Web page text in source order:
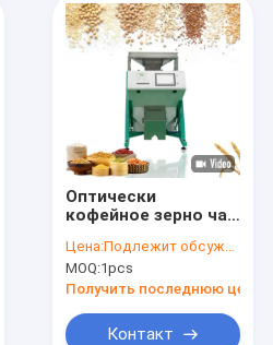
Оптически
кофейное зерно чая
цвета кардамона
многофункциональное
высушило чокнутую
цвета
Цена:Подлежит обсуждению
MOQ:1pcs
Получить последнюю цену
Контакт